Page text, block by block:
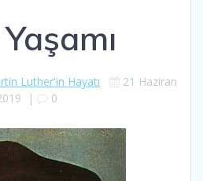
Luther'in Hayatı​
21 Haziran
| 0